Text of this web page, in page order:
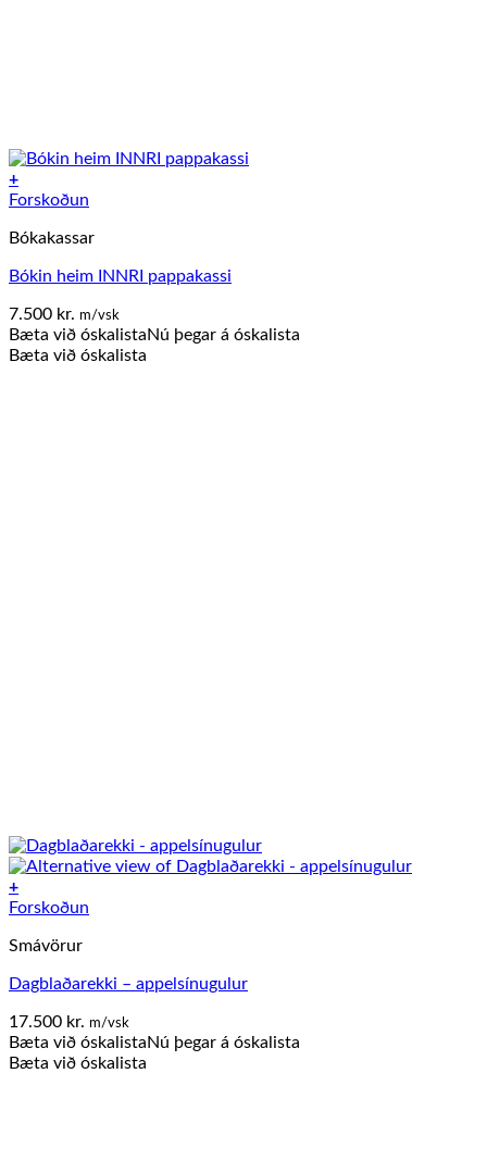
+
Forskoðun
Bókakassar
Bókin heim INNRI pappakassi
7.500 kr. m/vsk
Bæta við óskalistaNú þegar á óskalista
Bæta við óskalista
+
Forskoðun
Smávörur
Dagblaðarekki – appelsínugulur
17.500 kr. m/vsk
Bæta við óskalistaNú þegar á óskalista
Bæta við óskalista